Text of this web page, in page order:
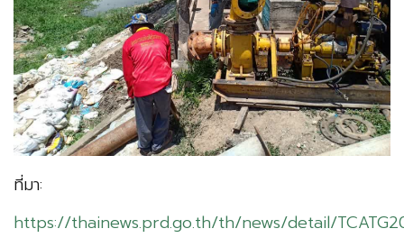
ที่มา:
https://thainews.prd.go.th/th/news/detail/